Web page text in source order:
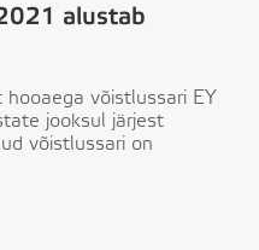
alustab
võistlussari EY
jooksul järjest
võistlussari on